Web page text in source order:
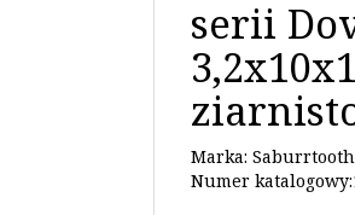
serii
Marka: Saburrtooth
Numer